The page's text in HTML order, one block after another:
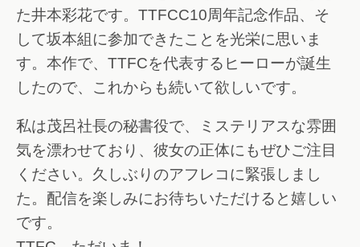
た井本彩花です。TTFCC10周年記念作品、そ
して坂本組に参加できたことを光栄に思いま
す。本作で、TTFCを代表するヒーローが誕生
したので、これからも続いて欲しいです。
私は茂呂社長の秘書役で、ミステリアスな雰囲
気を漂わせており、彼女の正体にもぜひご注目
ください。久しぶりのアフレコに緊張しまし
た。配信を楽しみにお待ちいただけると嬉しい
です。